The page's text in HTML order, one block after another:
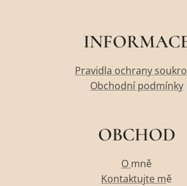
Pravidla ochrany
Obchodní podmínky
OBCHOD
O mně
Kontaktujte mě